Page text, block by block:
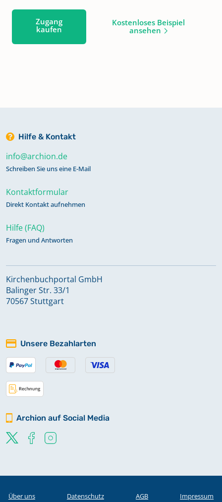
Zugang
kaufen
Kostenloses Beispiel
ansehen
Hilfe & Kontakt
info@archion.de
Schreiben Sie uns eine E-Mail
Kontaktformular
Direkt Kontakt aufnehmen
Hilfe (FAQ)
Fragen und Antworten
Kirchenbuchportal GmbH
Balinger Str. 33/1
70567 Stuttgart
Unsere Bezahlarten
Archion auf Social Media
Über uns Datenschutz AGB Impressum